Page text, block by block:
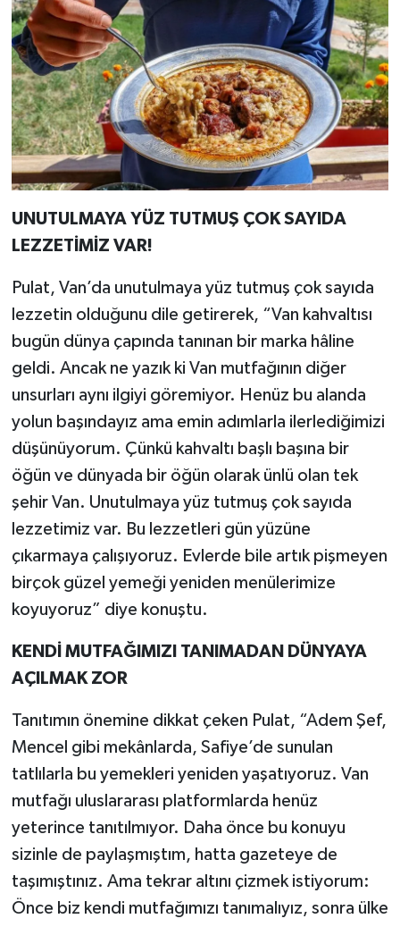
UNUTULMAYA YÜZ TUTMUŞ ÇOK SAYIDA
LEZZETİMİZ VAR!
Pulat, Van’da unutulmaya yüz tutmuş çok sayıda
lezzetin olduğunu dile getirerek, “Van kahvaltısı
bugün dünya çapında tanınan bir marka hâline
geldi. Ancak ne yazık ki Van mutfağının diğer
unsurları aynı ilgiyi göremiyor. Henüz bu alanda
yolun başındayız ama emin adımlarla ilerlediğimizi
düşünüyorum. Çünkü kahvaltı başlı başına bir
öğün ve dünyada bir öğün olarak ünlü olan tek
şehir Van. Unutulmaya yüz tutmuş çok sayıda
lezzetimiz var. Bu lezzetleri gün yüzüne
çıkarmaya çalışıyoruz. Evlerde bile artık pişmeyen
birçok güzel yemeği yeniden menülerimize
koyuyoruz” diye konuştu.
KENDİ MUTFAĞIMIZI TANIMADAN DÜNYAYA
AÇILMAK ZOR
Tanıtımın önemine dikkat çeken Pulat, “Adem Şef,
Mencel gibi mekânlarda, Safiye’de sunulan
tatlılarla bu yemekleri yeniden yaşatıyoruz. Van
mutfağı uluslararası platformlarda henüz
yeterince tanıtılmıyor. Daha önce bu konuyu
sizinle de paylaşmıştım, hatta gazeteye de
taşımıştınız. Ama tekrar altını çizmek istiyorum:
Önce biz kendi mutfağımızı tanımalıyız, sonra ülke